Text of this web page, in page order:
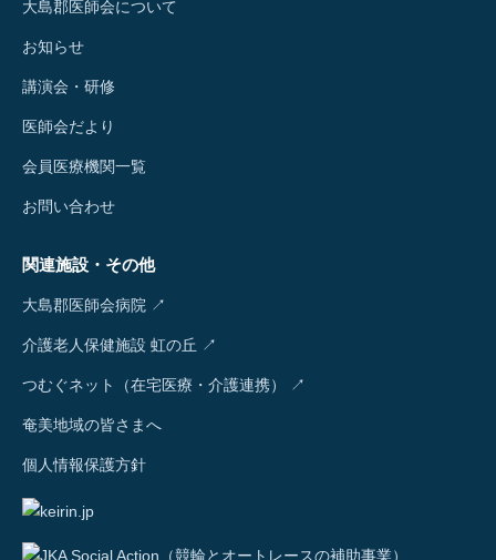
大島郡医師会について
お知らせ
講演会・研修
医師会だより
会員医療機関一覧
お問い合わせ
関連施設・その他
大島郡医師会病院 ↗
介護老人保健施設 虹の丘 ↗
つむぐネット（在宅医療・介護連携） ↗
奄美地域の皆さまへ
個人情報保護方針